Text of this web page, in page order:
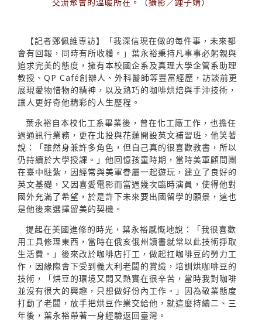
【記者鄭佩維專訪】「我深信現在做的每件事，未來都
會有回報，同時有所收穫。」葉永裕秉持凡事事必躬親與
追求完美的態度，擁有本校國企系及真理大學企管系助理
教授、QP Café創辦人、外科醫師等豐富經歷，訪談前更
展現愛物惜物的精神，以及熟巧的咖啡烘焙與手沖技術，
讓人更好奇他精彩的人生歷程。
葉永裕自本校化工系畢業後，曾在化工廠工作，也擔任
過通訊行業務，更在北投與花蓮開設英文補習班，他笑著
說：「雖然身兼許多角色，但自己真的很喜歡教書，所以
仍持續於大學授課。」他回憶孩童時期，當時美軍顧問團
在臺中駐紮，因經常與美軍眷屬一起遊玩，建立了良好的
英文基礎，又因喜愛電影而當過幾次臨時演員，使得他對
國外充滿了希望，於是許下未來要出國留學的願景，這也
是他後來選擇留美的契機。
提起在美國進修的時光，葉永裕感慨地說：「我很喜歡
用工具修理東西，當時在俄亥俄州讀書就常以此技術掙取
生活費。」後來改於咖啡店打工，做起扛咖啡豆的勞力工
作，因緣際會下受到義大利老闆的賞識，培訓烘咖啡豆的
技術，「烘豆的環境又悶又熱實在很辛苦，當時我對咖啡
並沒有很大的興趣，只想做好份內工作。」因為敬業態度
打動了老闆，放手把烘豆作業交給他，就這麼持續二、三
年後，葉永裕帶著一身經驗返回臺灣。